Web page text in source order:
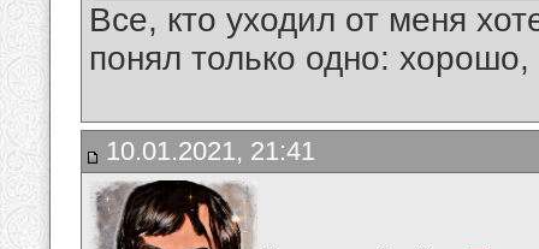
Все, кто уходил от меня
понял только одно:
10.01.2021, 21:41